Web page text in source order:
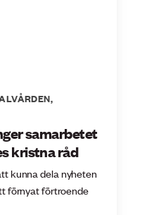
,
samarbetet
kristna råd
kunna dela nyheten
förnyat förtroende